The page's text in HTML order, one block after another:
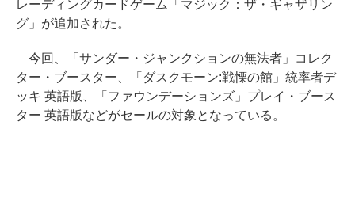
レーディングカードゲーム「マジック：ザ・ギャザリン
グ」が追加された。
今回、「サンダー・ジャンクションの無法者」コレク
ター・ブースター、「ダスクモーン:戦慄の館」統率者デ
ッキ 英語版、「ファウンデーションズ」プレイ・ブース
ター 英語版などがセールの対象となっている。